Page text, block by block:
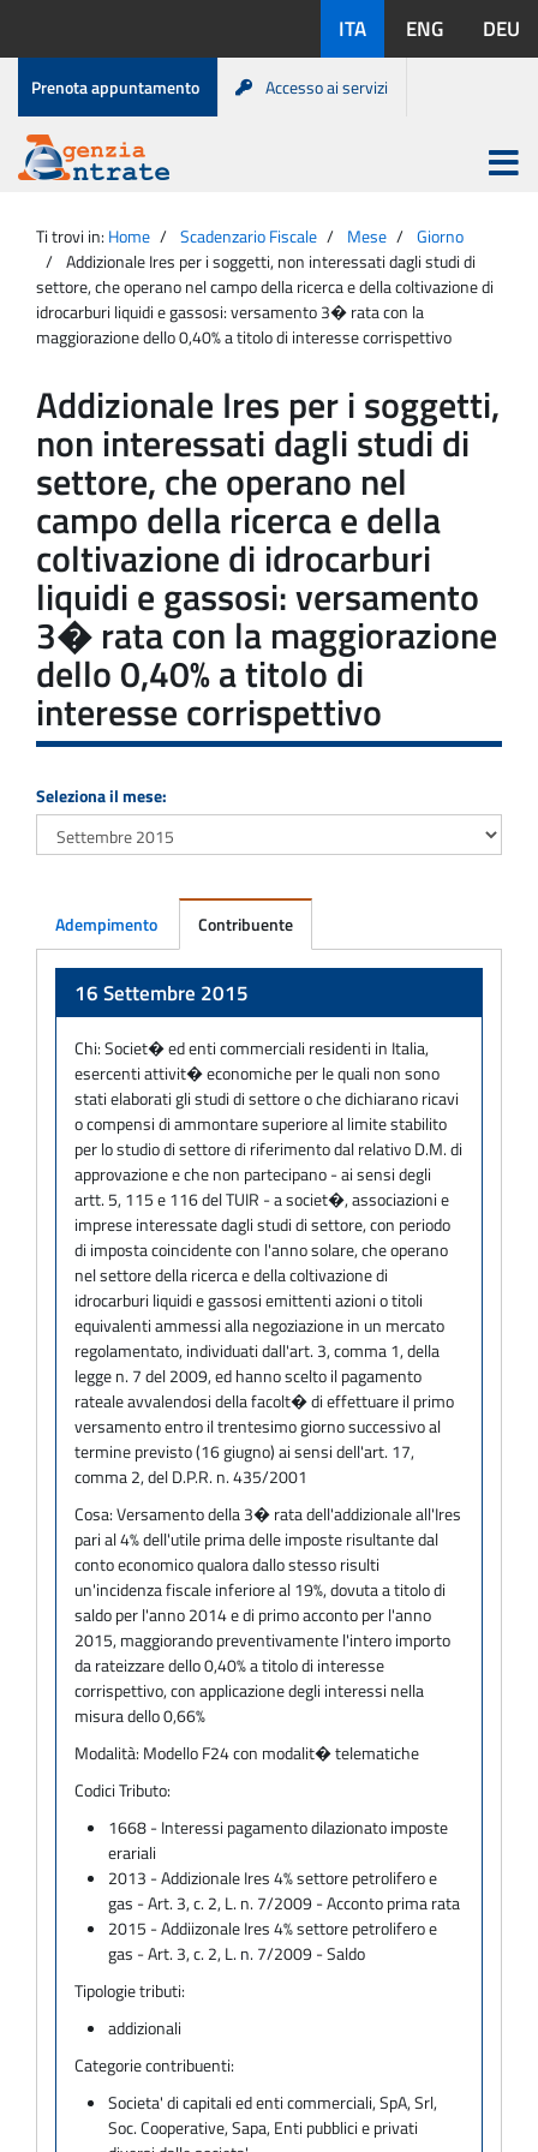
contenuto
disponibili:
ITA ENG DEU
Menu
di
servizio
Prenota appuntamento Accesso ai servizi
Agenzia
Entrate
Apri
menu
principale
Ti trovi in: Home Scadenzario Fiscale Mese
Giorno
Addizionale Ires per i soggetti, non interessati dagli studi di
settore, che operano nel campo della ricerca e della coltivazione di
idrocarburi liquidi e gassosi: versamento 3� rata con la
maggiorazione dello 0,40% a titolo di interesse corrispettivo
Addizionale Ires per i soggetti,
non interessati dagli studi di
settore, che operano nel
campo della ricerca e della
coltivazione di idrocarburi
liquidi e gassosi: versamento
3� rata con la maggiorazione
dello 0,40% a titolo di
interesse corrispettivo
Seleziona il mese:
Adempimento Contribuente
16 Settembre 2015
Chi:Societ� ed enti commerciali residenti in Italia,
esercenti attivit� economiche per le quali non sono
stati elaborati gli studi di settore o che dichiarano ricavi
o compensi di ammontare superiore al limite stabilito
per lo studio di settore di riferimento dal relativo D.M. di
approvazione e che non partecipano - ai sensi degli
artt. 5, 115 e 116 del TUIR - a societ�, associazioni e
imprese interessate dagli studi di settore, con periodo
di imposta coincidente con l'anno solare, che operano
nel settore della ricerca e della coltivazione di
idrocarburi liquidi e gassosi emittenti azioni o titoli
equivalenti ammessi alla negoziazione in un mercato
regolamentato, individuati dall'art. 3, comma 1, della
legge n. 7 del 2009, ed hanno scelto il pagamento
rateale avvalendosi della facolt� di effettuare il primo
versamento entro il trentesimo giorno successivo al
termine previsto (16 giugno) ai sensi dell'art. 17,
comma 2, del D.P.R. n. 435/2001
Cosa:Versamento della 3� rata dell'addizionale all'Ires
pari al 4% dell'utile prima delle imposte risultante dal
conto economico qualora dallo stesso risulti
un'incidenza fiscale inferiore al 19%, dovuta a titolo di
saldo per l'anno 2014 e di primo acconto per l'anno
2015, maggiorando preventivamente l'intero importo
da rateizzare dello 0,40% a titolo di interesse
corrispettivo, con applicazione degli interessi nella
misura dello 0,66%
Modalità: Modello F24 con modalit� telematiche
Codici Tributo:
1668 - Interessi pagamento dilazionato imposte
erariali
2013 - Addizionale Ires 4% settore petrolifero e
gas - Art. 3, c. 2, L. n. 7/2009 - Acconto prima rata
2015 - Addiizonale Ires 4% settore petrolifero e
gas - Art. 3, c. 2, L. n. 7/2009 - Saldo
Tipologie tributi:
addizionali
Categorie contribuenti:
Societa' di capitali ed enti commerciali, SpA, Srl,
Soc. Cooperative, Sapa, Enti pubblici e privati